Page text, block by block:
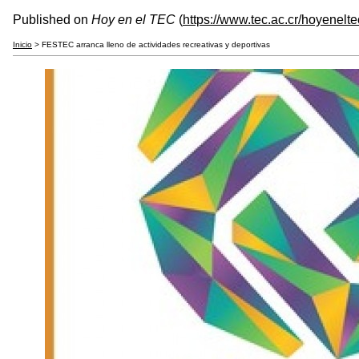
Published on Hoy en el TEC (https://www.tec.ac.cr/
Inicio > FESTEC arranca lleno de actividades recreativas y deportivas